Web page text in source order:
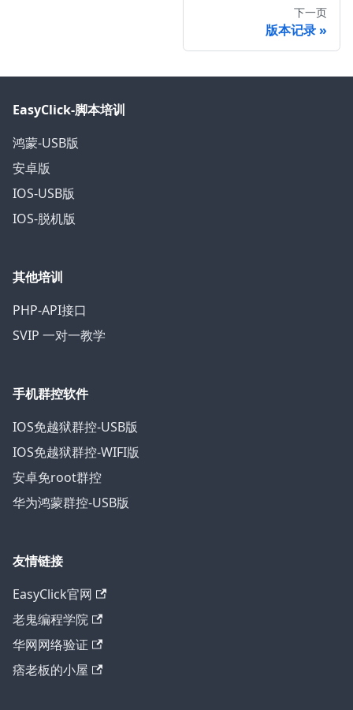
下一页
版本记录
EasyClick-脚本培训
鸿蒙-USB版
安卓版
IOS-USB版
IOS-脱机版
其他培训
PHP-API接口
SVIP 一对一教学
手机群控软件
IOS免越狱群控-USB版
IOS免越狱群控-WIFI版
安卓免root群控
华为鸿蒙群控-USB版
友情链接
EasyClick官网
老鬼编程学院
华网网络验证
痞老板的小屋